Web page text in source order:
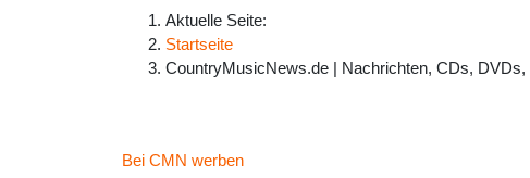
Aktuelle Seite:
Startseite
CountryMusicNews.de | Nachrichten, CDs, DVDs,
Bei CMN werben